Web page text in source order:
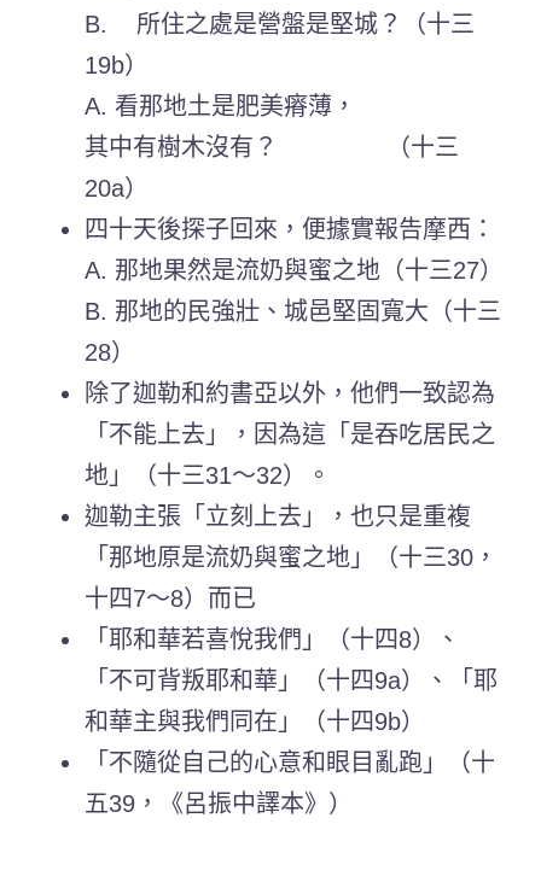
B. 所住之處是營盤是堅城？（十三
19b）
A. 看那地土是肥美瘠薄，
其中有樹木沒有？ （十三
20a）
四十天後探子回來，便據實報告摩西：
A. 那地果然是流奶與蜜之地（十三27）
B. 那地的民強壯、城邑堅固寬大（十三
28）
除了迦勒和約書亞以外，他們一致認為
「不能上去」，因為這「是吞吃居民之
地」（十三31～32）。
迦勒主張「立刻上去」，也只是重複
「那地原是流奶與蜜之地」（十三30，
十四7～8）而已
「耶和華若喜悅我們」（十四8）、
「不可背叛耶和華」（十四9a）、「耶
和華主與我們同在」（十四9b）
「不隨從自己的心意和眼目亂跑」（十
五39，《呂振中譯本》）